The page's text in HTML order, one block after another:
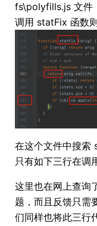
fs\polyfills.js 文件
调用 statFix 函数
在这个文件中搜索
只有如下三行在调
这里也在网上查询
题，而且反馈只需
们同样也将此三行